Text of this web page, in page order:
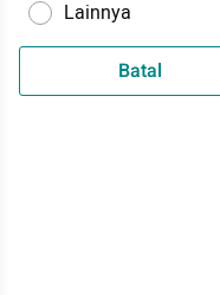
Lainnya
Batal